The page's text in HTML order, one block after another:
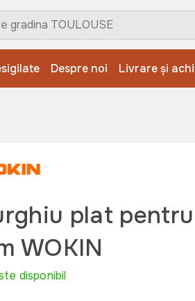
Despre noi Livrare și
plat
WOKIN
disponibil